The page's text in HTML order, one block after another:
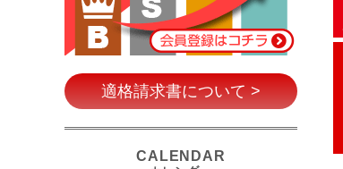
適格請求書について >